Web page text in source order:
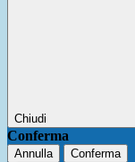
Chiudi
Conferma
Annulla Conferma